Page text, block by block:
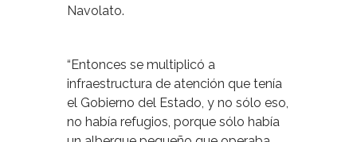
Navolato.
“Entonces se multiplicó a
infraestructura de atención que tenía
el Gobierno del Estado, y no sólo eso,
no había refugios, porque sólo había